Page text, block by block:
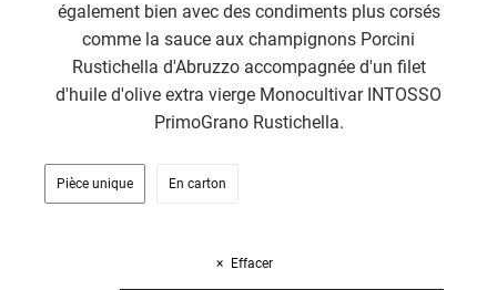
également bien avec des condiments plus corsés
comme la sauce aux champignons Porcini
Rustichella d'Abruzzo accompagnée d'un filet
d'huile d'olive extra vierge Monocultivar INTOSSO
PrimoGrano Rustichella.
Pièce unique En carton
Effacer